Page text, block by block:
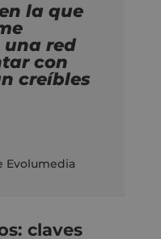
la que
red
con
creíbles
Evolumedia
claves